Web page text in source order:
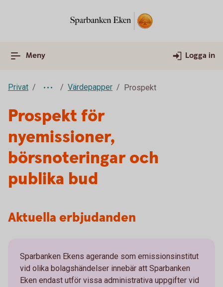
Meny Logga in
Privat Värdepapper Prospekt
Prospekt för
nyemissioner,
börsnoteringar och
publika bud
Aktuella erbjudanden
Sparbanken Ekens agerande som emissionsinstitut
vid olika bolagshändelser innebär att Sparbanken
Eken endast utför vissa administrativa uppgifter vid